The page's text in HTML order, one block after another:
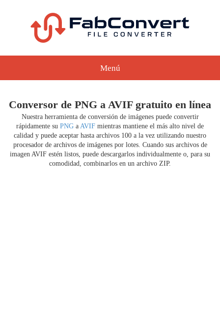
Menú
Conversor de PNG a AVIF gratuito en línea
Nuestra herramienta de conversión de imágenes puede convertir
rápidamente su PNG a AVIF mientras mantiene el más alto nivel de
calidad y puede aceptar hasta archivos 100 a la vez utilizando nuestro
procesador de archivos de imágenes por lotes. Cuando sus archivos de
imagen AVIF estén listos, puede descargarlos individualmente o, para su
comodidad, combinarlos en un archivo ZIP.